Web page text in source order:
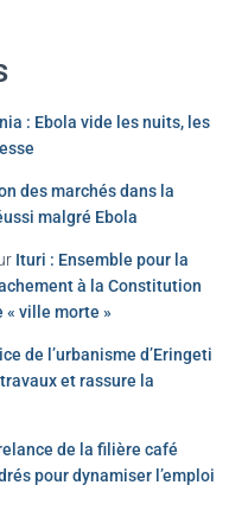
: Ebola vide les nuits, les
des marchés dans la
malgré Ebola
Ituri : Ensemble pour la
à la Constitution
« ville morte »
de l’urbanisme d’Eringeti
et rassure la
de la filière café
pour dynamiser l’emploi